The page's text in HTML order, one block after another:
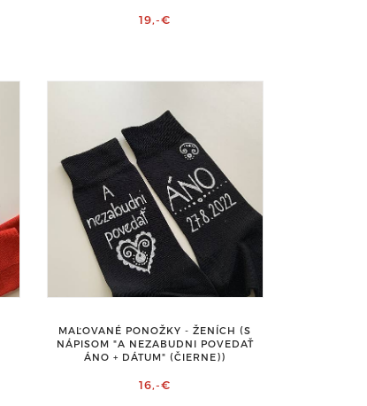
19,-€
MAĽOVANÉ PONOŽKY - ŽENÍCH (S
NÁPISOM "A NEZABUDNI POVEDAŤ
ÁNO + DÁTUM" (ČIERNE))
16,-€